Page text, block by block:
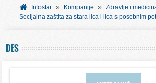
SVET INFORMACIJA
Infostar » Kompanije » Zdravlje i
Socijalna zaštita za stara lica i lica s posebnim
DES